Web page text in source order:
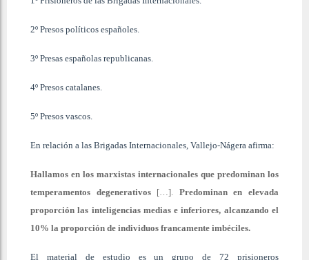
2º Presos políticos españoles.
3º Presas españolas republicanas.
4º Presos catalanes.
5º Presos vascos.
En relación a las Brigadas Internacionales, Vallejo-Nágera afirma:
Hallamos en los marxistas internacionales que predominan los
temperamentos degenerativos […]. Predominan en elevada
proporción las inteligencias medias e inferiores, alcanzando el
10% la proporción de individuos francamente imbéciles.
El material de estudio es un grupo de 72 prisioneros